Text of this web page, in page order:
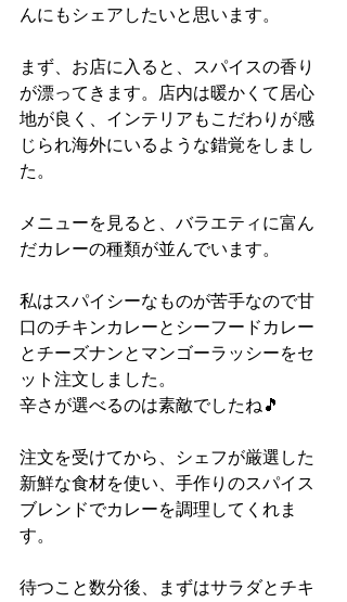
んにもシェアしたいと思います。
まず、お店に入ると、スパイスの香り
が漂ってきます。店内は暖かくて居心
地が良く、インテリアもこだわりが感
じられ海外にいるような錯覚をしまし
た。
メニューを見ると、バラエティに富ん
だカレーの種類が並んでいます。
私はスパイシーなものが苦手なので甘
口のチキンカレーとシーフードカレー
とチーズナンとマンゴーラッシーをセ
ット注文しました。
辛さが選べるのは素敵でしたね🎵
注文を受けてから、シェフが厳選した
新鮮な食材を使い、手作りのスパイス
ブレンドでカレーを調理してくれま
す。
待つこと数分後、まずはサラダとチキ